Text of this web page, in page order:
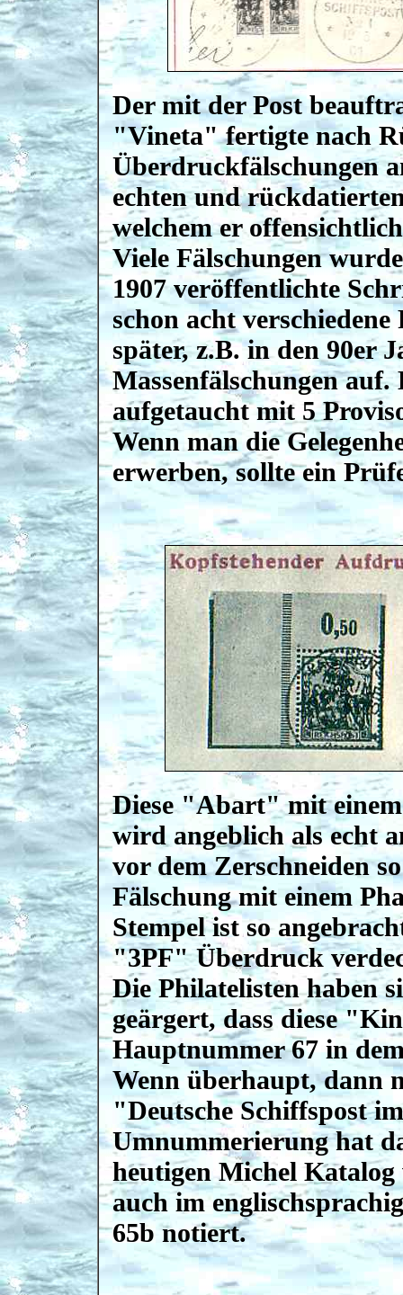
Der mit der Post
"Vineta" fertigte nach
Überdruckfälschungen
echten und
welchem er
Viele Fälschungen
1907 veröffentlichte
schon acht
später, z.B. in den 90er
Massenfälschungen
aufgetaucht mit 5
Wenn man die
erwerben, sollte ein
Diese "Abart" mit
wird angeblich als echt
vor dem Zerschneiden
Fälschung mit einem
Stempel ist so
"3PF" Überdruck
Die Philatelisten haben
geärgert, dass diese
Hauptnummer 67 in
Wenn überhaupt, dann
"Deutsche Schiffspost
Umnummerierung hat
heutigen Michel
auch im
65b notiert.